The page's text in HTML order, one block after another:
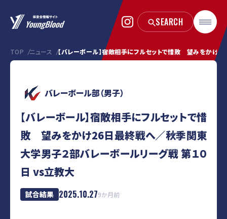
TOP ニュース 【バレーボール】宿敵相手にフルセットで惜敗 望みをかけ
バレーボール部（男子）
【バレーボール】宿敵相手にフルセットで惜
敗 望みをかけ26日最終戦へ／秋季関東
大学男子２部バレーボールリーグ戦 第１０
日 vs立教大
試合結果 2025.10.279か月前